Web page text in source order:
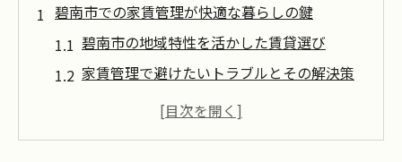
碧南市での家賃管理が快適な暮らしの鍵
碧南市の地域特性を活かした賃貸選び
家賃管理で避けたいトラブルとその解決策
快適な暮らしを支える家賃管理の工夫